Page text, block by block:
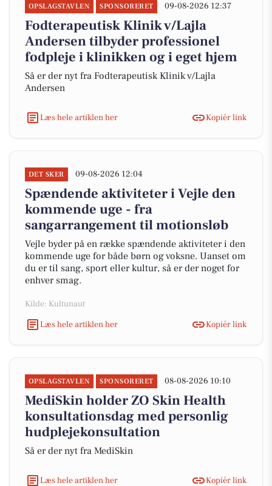
OPSLAGSTAVLEN SPONSORERET 09-08-2026 12:37
Fodterapeutisk Klinik v/Lajla
Andersen tilbyder professionel
fodpleje i klinikken og i eget hjem
Så er der nyt fra Fodterapeutisk Klinik v/Lajla
Andersen
Læs hele artiklen her Kopiér link
DET SKER 09-08-2026 12:04
Spændende aktiviteter i Vejle den
kommende uge - fra
sangarrangement til motionsløb
Vejle byder på en række spændende aktiviteter i den
kommende uge for både børn og voksne. Uanset om
du er til sang, sport eller kultur, så er der noget for
enhver smag.
Kilde: Kultunaut
Læs hele artiklen her
Kopiér link
OPSLAGSTAVLEN SPONSORERET 08-08-2026 10:10
MediSkin holder ZO Skin Health
konsultationsdag med personlig
hudplejekonsultation
Så er der nyt fra MediSkin
Læs hele artiklen her Kopiér link